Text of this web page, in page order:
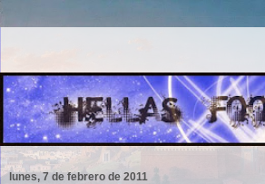
lunes, 7 de febrero de 2011